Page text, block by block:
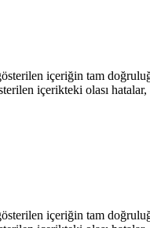
içeriğin tam
içerikteki olası
içeriğin tam